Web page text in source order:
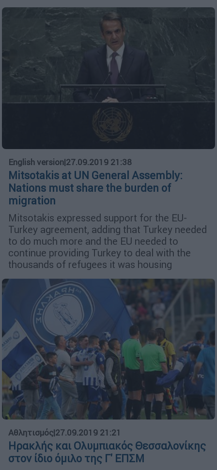
English version|27.09.2019 21:38
Mitsotakis at UN General Assembly:
Nations must share the burden of
migration
Mitsotakis expressed support for the EU-
Turkey agreement, adding that Turkey needed
to do much more and the EU needed to
continue providing Turkey to deal with the
thousands of refugees it was housing
Αθλητισμός|27.09.2019 21:21
Ηρακλής και Ολυμπιακός Θεσσαλονίκης
στον ίδιο όμιλο της Γ' ΕΠΣΜ